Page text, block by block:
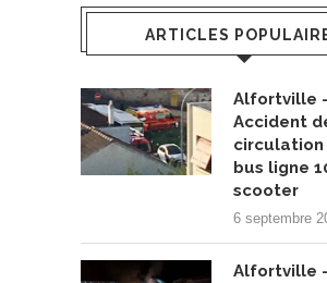
ARTICLES
Alfortville
Accident
circulation
bus ligne
scooter
6 septembre
Alfortville